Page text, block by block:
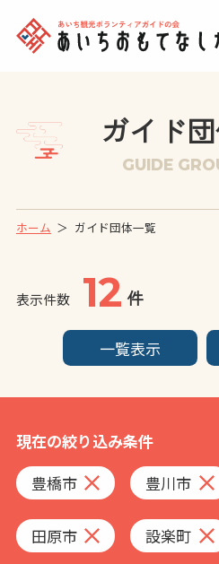
ガイド
GUIDE
ホーム ガイド団体一覧
表示件数 12 件
一覧表示
現在の絞り込み条件
豊橋市
豊川市
田原市 設楽町